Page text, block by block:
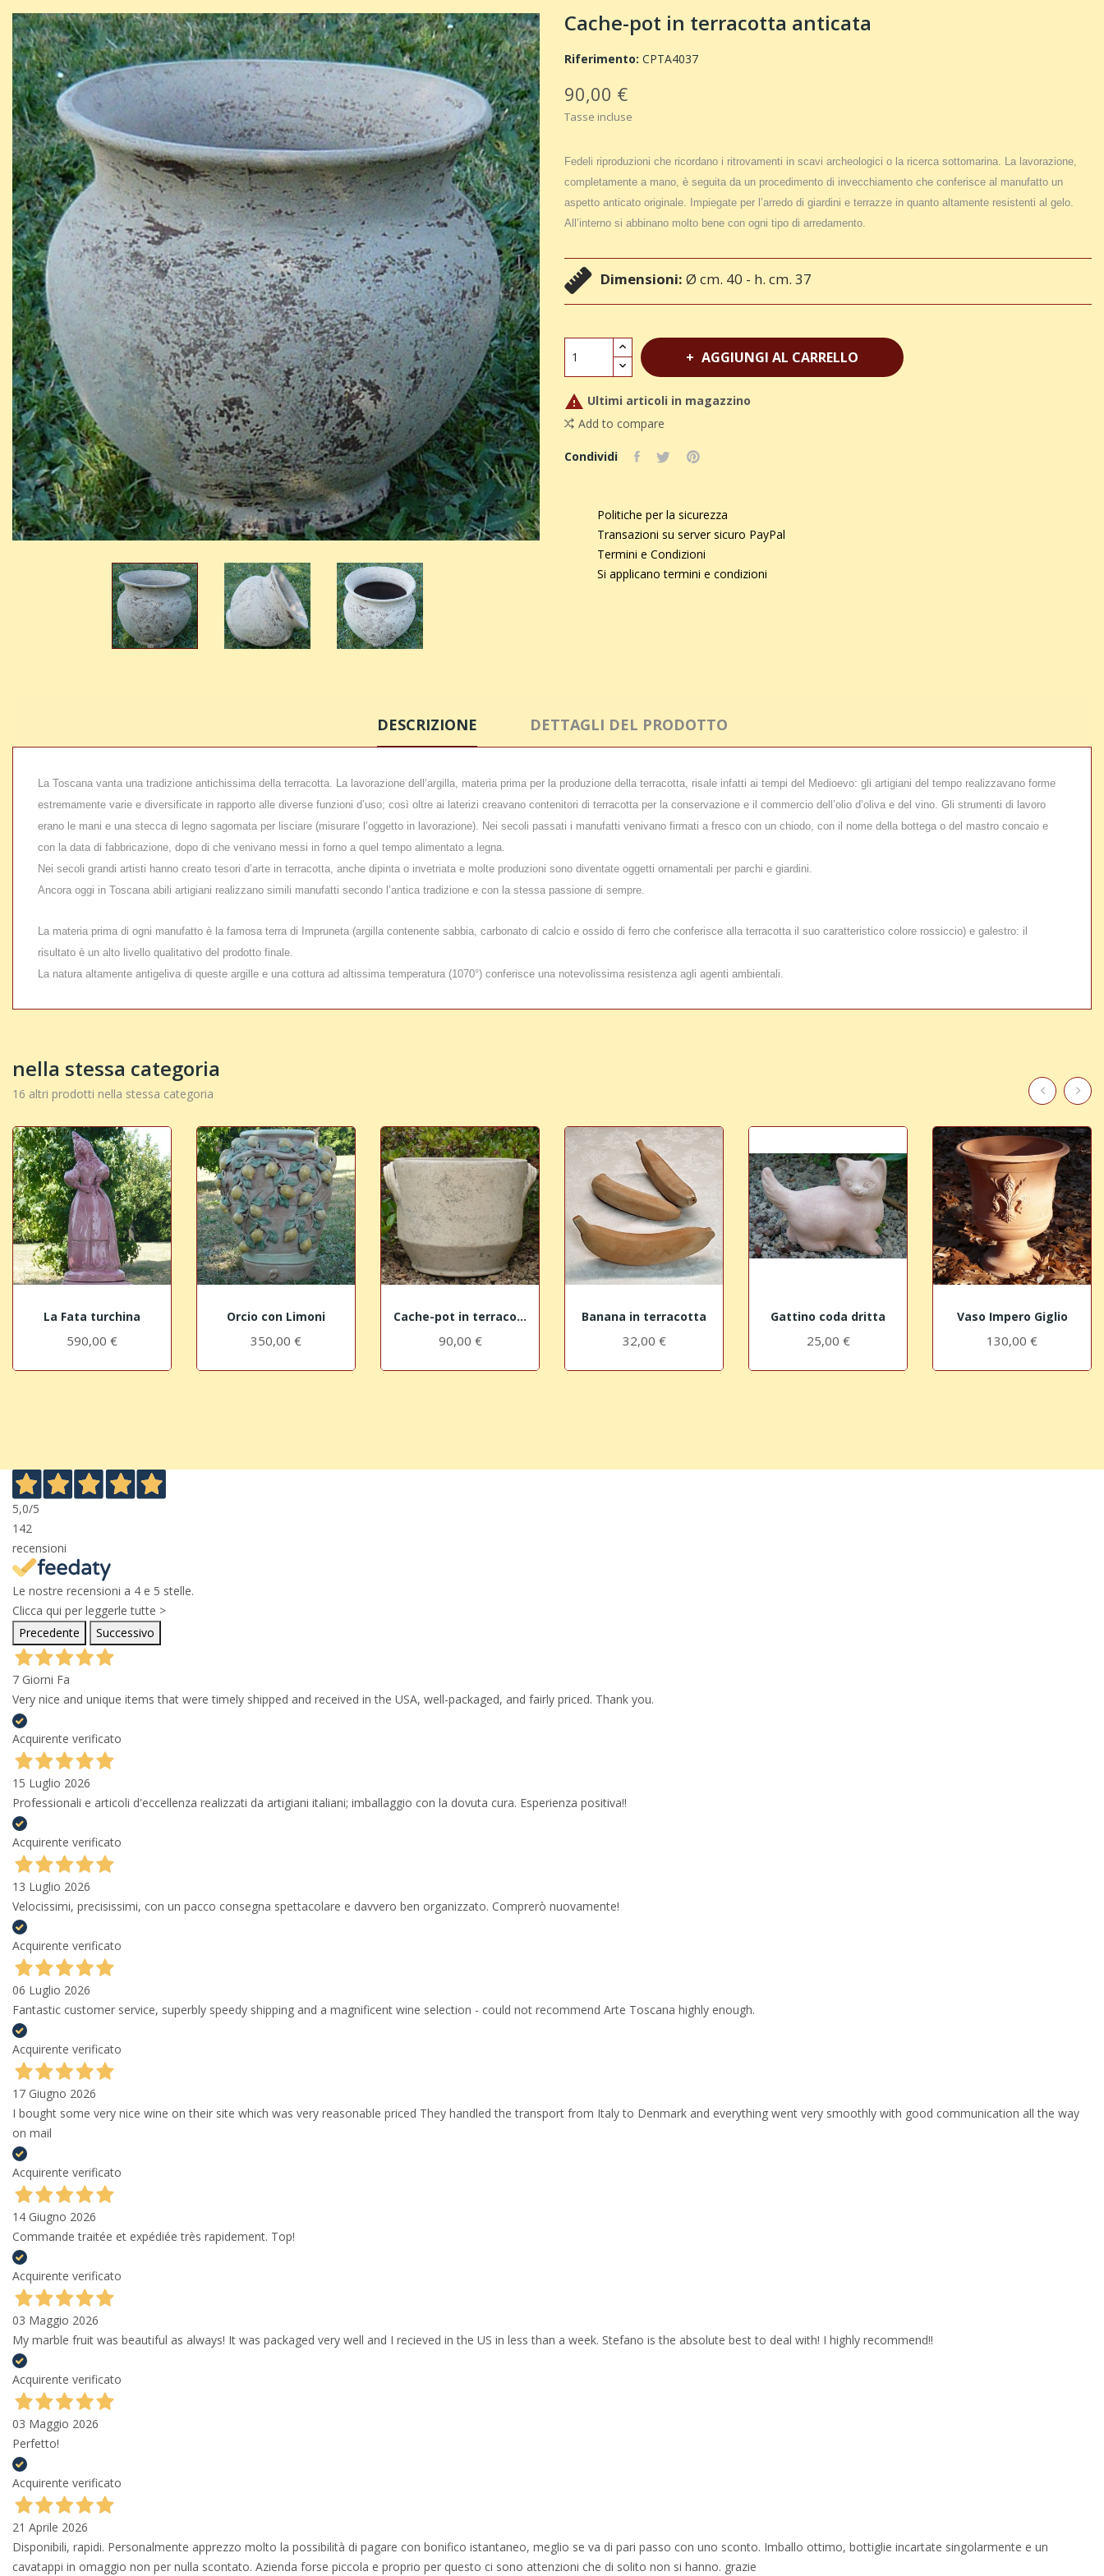
Cache-pot in terracotta anticata
Riferimento: CPTA4037
90,00 €
Tasse incluse
Fedeli riproduzioni che ricordano i ritrovamenti in scavi archeologici o la ricerca sottomarina. La lavorazione,
completamente a mano, è seguita da un procedimento di invecchiamento che conferisce al manufatto un
aspetto anticato originale. Impiegate per l’arredo di giardini e terrazze in quanto altamente resistenti al gelo.
All’interno si abbinano molto bene con ogni tipo di arredamento.
Dimensioni: Ø cm. 40 - h. cm. 37
AGGIUNGI AL CARRELLO
 Ultimi articoli in magazzino
Add to compare
Condividi
Politiche per la sicurezza
Transazioni su server sicuro PayPal
Termini e Condizioni
Si applicano termini e condizioni
DESCRIZIONE DETTAGLI DEL PRODOTTO
La Toscana vanta una tradizione antichissima della terracotta. La lavorazione dell’argilla, materia prima per la produzione della terracotta, risale infatti ai tempi del Medioevo: gli artigiani del tempo realizzavano forme
estremamente varie e diversificate in rapporto alle diverse funzioni d’uso; così oltre ai laterizi creavano contenitori di terracotta per la conservazione e il commercio dell’olio d’oliva e del vino. Gli strumenti di lavoro
erano le mani e una stecca di legno sagomata per lisciare (misurare l’oggetto in lavorazione). Nei secoli passati i manufatti venivano firmati a fresco con un chiodo, con il nome della bottega o del mastro concaio e
con la data di fabbricazione, dopo di che venivano messi in forno a quel tempo alimentato a legna.
Nei secoli grandi artisti hanno creato tesori d’arte in terracotta, anche dipinta o invetriata e molte produzioni sono diventate oggetti ornamentali per parchi e giardini.
Ancora oggi in Toscana abili artigiani realizzano simili manufatti secondo l’antica tradizione e con la stessa passione di sempre.
La materia prima di ogni manufatto è la famosa terra di Impruneta (argilla contenente sabbia, carbonato di calcio e ossido di ferro che conferisce alla terracotta il suo caratteristico colore rossiccio) e galestro: il
risultato è un alto livello qualitativo del prodotto finale.
La natura altamente antigeliva di queste argille e una cottura ad altissima temperatura (1070°) conferisce una notevolissima resistenza agli agenti ambientali.
nella stessa categoria
16 altri prodotti nella stessa categoria
La Fata turchina
590,00 €
Orcio con Limoni
350,00 €
Cache-pot in terracotta anticata
90,00 €
Banana in terracotta
32,00 €
Gattino coda dritta
25,00 €
Vaso Impero Giglio
130,00 €
5,0/5
142
recensioni
Le nostre recensioni a 4 e 5 stelle.
Clicca qui per leggerle tutte >
Precedente
Successivo
7 Giorni Fa
Very nice and unique items that were timely shipped and received in the USA, well-packaged, and fairly priced. Thank you.
Acquirente verificato
15 Luglio 2026
Professionali e articoli d'eccellenza realizzati da artigiani italiani; imballaggio con la dovuta cura. Esperienza positiva!!
Acquirente verificato
13 Luglio 2026
Velocissimi, precisissimi, con un pacco consegna spettacolare e davvero ben organizzato. Comprerò nuovamente!
Acquirente verificato
06 Luglio 2026
Fantastic customer service, superbly speedy shipping and a magnificent wine selection - could not recommend Arte Toscana highly enough.
Acquirente verificato
17 Giugno 2026
I bought some very nice wine on their site which was very reasonable priced They handled the transport from Italy to Denmark and everything went very smoothly with good communication all the way
on mail
Acquirente verificato
14 Giugno 2026
Commande traitée et expédiée très rapidement. Top!
Acquirente verificato
03 Maggio 2026
My marble fruit was beautiful as always! It was packaged very well and I recieved in the US in less than a week. Stefano is the absolute best to deal with! I highly recommend!!
Acquirente verificato
03 Maggio 2026
Perfetto!
Acquirente verificato
21 Aprile 2026
Disponibili, rapidi. Personalmente apprezzo molto la possibilità di pagare con bonifico istantaneo, meglio se va di pari passo con uno sconto. Imballo ottimo, bottiglie incartate singolarmente e un
cavatappi in omaggio non per nulla scontato. Azienda forse piccola e proprio per questo ci sono attenzioni che di solito non si hanno. grazie